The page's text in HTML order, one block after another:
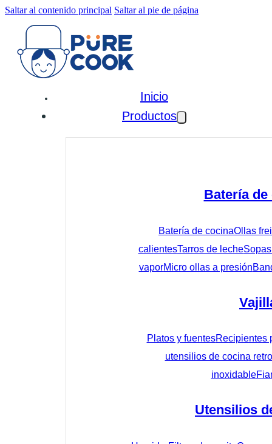
Saltar al contenido principal Saltar al pie de página
Inicio
Productos
Batería de
Batería de cocinaOllas
calientesTarros de leche
vaporMicro ollas a presión
Platos y fuentesRecipientes
utensilios de cocina retro
inoxidable
Utensilios